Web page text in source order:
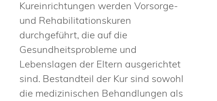
Kureinrichtungen werden Vorsorge-
und Rehabilitationskuren
durchgeführt, die auf die
Gesundheitsprobleme und
Lebenslagen der Eltern ausgerichtet
sind. Bestandteil der Kur sind sowohl
die medizinischen Behandlungen als